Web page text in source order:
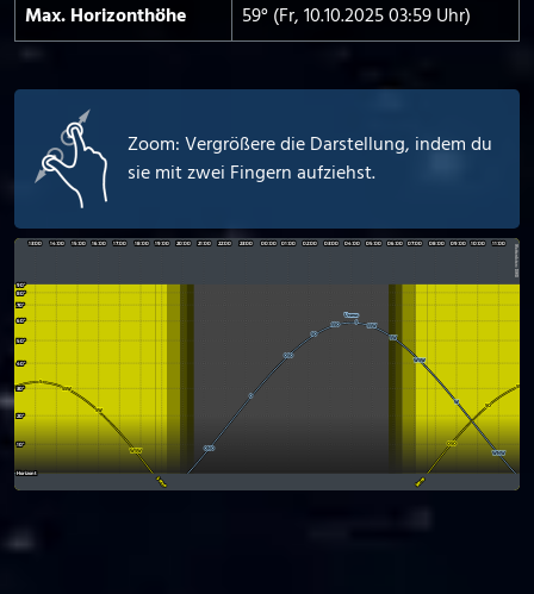
Max. Horizont­höhe
59° (Fr, 10.10.2025 03:59 Uhr)
Zoom: Vergrößere die Darstellung, indem du
sie mit zwei Fingern aufziehst.